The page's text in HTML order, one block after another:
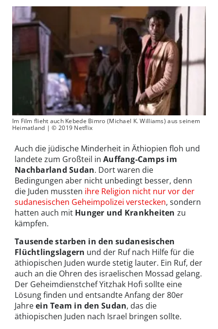
Im Film flieht auch Kebede Bimro (Michael K. Williams) aus seinem
Heimatland | © 2019 Netflix
Auch die jüdische Minderheit in Äthiopien floh und
landete zum Großteil in Auffang-Camps im
Nachbarland Sudan. Dort waren die
Bedingungen aber nicht unbedingt besser, denn
die Juden mussten ihre Religion nicht nur vor der
sudanesischen Geheimpolizei verstecken, sondern
hatten auch mit Hunger und Krankheiten zu
kämpfen.
Tausende starben in den sudanesischen
Flüchtlingslagern und der Ruf nach Hilfe für die
äthiopischen Juden wurde stetig lauter. Ein Ruf, der
auch an die Ohren des israelischen Mossad gelang.
Der Geheimdienstchef Yitzhak Hofi sollte eine
Lösung finden und entsandte Anfang der 80er
Jahreein Team in den Sudan, das die
äthiopischen Juden nach Israel bringen sollte.